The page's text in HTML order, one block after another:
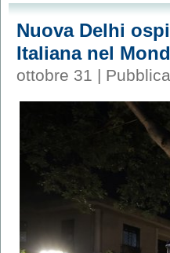
Nuova Delhi
Italiana nel
ottobre 31 |